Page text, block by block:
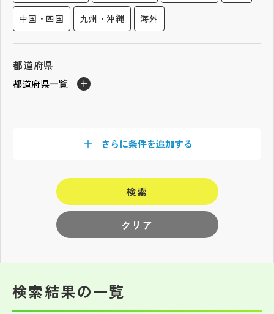
特集
NettyLandかわら版
その他
個人情報保護方針
サイトマップ
中国・四国 九州・沖縄 海外
都道府県
都道府県一覧
さらに条件を追加する
クリア
検索
検索結果の一覧